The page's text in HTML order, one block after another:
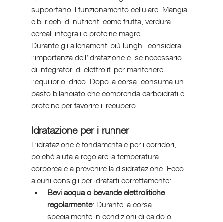
supportano il funzionamento cellulare. Mangia
cibi ricchi di nutrienti come frutta, verdura,
cereali integrali e proteine magre.
Durante gli allenamenti più lunghi, considera
l’importanza dell’idratazione e, se necessario,
di integratori di elettroliti per mantenere
l’equilibrio idrico. Dopo la corsa, consuma un
pasto bilanciato che comprenda carboidrati e
proteine per favorire il recupero.
Idratazione per i runner
L’idratazione è fondamentale per i corridori,
poiché aiuta a regolare la temperatura
corporea e a prevenire la disidratazione. Ecco
alcuni consigli per idratarti correttamente:
Bevi acqua o bevande elettrolitiche
regolarmente: Durante la corsa,
specialmente in condizioni di caldo o